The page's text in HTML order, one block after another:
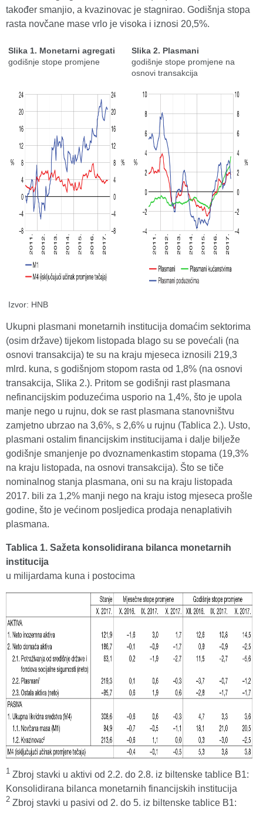
također smanjio, a kvazinovac je stagnirao. Godišnja stopa
rasta novčane mase vrlo je visoka i iznosi 20,5%.
Slika 1. Monetarni agregati
godišnje stope promjene
Slika 2. Plasmani
godišnje stope promjene na
osnovi transakcija
Izvor: HNB
Ukupni plasmani monetarnih institucija domaćim sektorima
(osim države) tijekom listopada blago su se povećali (na
osnovi transakcija) te su na kraju mjeseca iznosili 219,3
mlrd. kuna, s godišnjom stopom rasta od 1,8% (na osnovi
transakcija, Slika 2.). Pritom se godišnji rast plasmana
nefinancijskim poduzećima usporio na 1,4%, što je upola
manje nego u rujnu, dok se rast plasmana stanovništvu
zamjetno ubrzao na 3,6%, s 2,6% u rujnu (Tablica 2.). Usto,
plasmani ostalim financijskim institucijama i dalje bilježe
godišnje smanjenje po dvoznamenkastim stopama (19,3%
na kraju listopada, na osnovi transakcija). Što se tiče
nominalnog stanja plasmana, oni su na kraju listopada
2017. bili za 1,2% manji nego na kraju istog mjeseca prošle
godine, što je većinom posljedica prodaja nenaplativih
plasmana.
Tablica 1. Sažeta konsolidirana bilanca monetarnih
institucija
u milijardama kuna i postocima
1 Zbroj stavki u aktivi od 2.2. do 2.8. iz biltenske tablice B1:
Konsolidirana bilanca monetarnih financijskih institucija
2 Zbroj stavki u pasivi od 2. do 5. iz biltenske tablice B1: